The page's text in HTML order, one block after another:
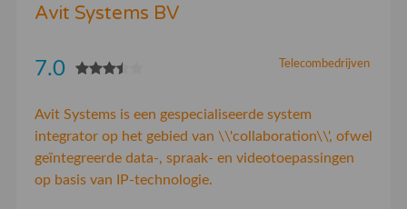
Avit Systems BV
Telecombedrijven
7.0
Avit Systems is een gespecialiseerde system
integrator op het gebied van \\'collaboration\\', ofwel
geïntegreerde data-, spraak- en videotoepassingen
op basis van IP-technologie.